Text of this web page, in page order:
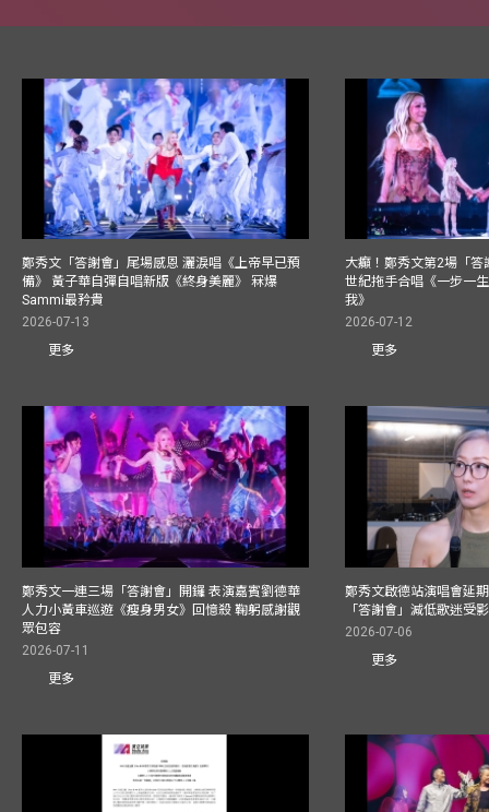
鄭秀文「答謝會」尾場感恩 灑淚唱《上帝早已預
備》 黃子華自彈自唱新版《終身美麗》 冧爆
Sammi最矜貴
2026-07-13
更多
大癲！鄭秀文第2場「
世紀拖手合唱《一步一
我》
2026-07-12
更多
鄭秀文一連三場「答謝會」開鑼 表演嘉賓劉德華
人力小黃車巡遊《瘦身男女》回憶殺 鞠躬感謝觀
眾包容
2026-07-11
更多
鄭秀文啟德站演唱會延
「答謝會」減低歌迷受
2026-07-06
更多